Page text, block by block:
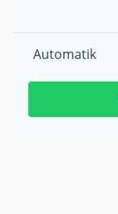
Automatik